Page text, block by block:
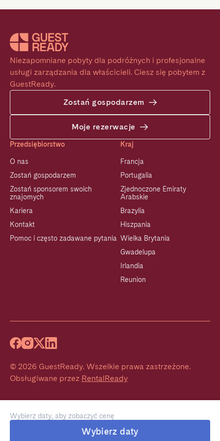
Wybierz daty, aby zobaczyć cenę
Wybierz daty
Niezapomniane pobyty dla podróżnych i profesjonalne
usługi zarządzania dla właścicieli. Ciesz się pobytem z
GuestReady.
Zostań gospodarzem
Moje rezerwacje
Przedsiębiorstwo
O nas
Zostań gospodarzem
Zostań sponsorem swoich
znajomych
Kariera
Kontakt
Pomoc i często zadawane pytania
Kraj
Francja
Portugalia
Zjednoczone Emiraty
Arabskie
Brazylia
Hiszpania
Wielka Brytania
Gwadelupa
Irlandia
Reunion
© 2026 GuestReady. Wszelkie prawa zastrzeżone.
Obsługiwane przez RentalReady